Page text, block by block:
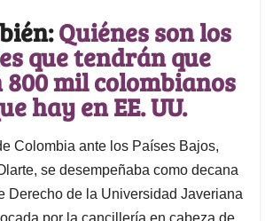
Quiénes son los
que tendrán que
mil colombianos
hay en EE. UU.
Colombia ante los Países Bajos,
se desempeñaba como decana
Derecho de la Universidad Javeriana